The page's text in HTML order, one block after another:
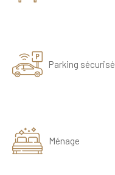
Parking sécurisé
Ménage